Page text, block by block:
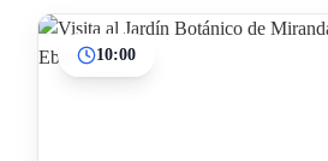
10:00